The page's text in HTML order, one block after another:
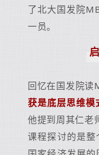
了北大国发院
一员。
回忆在国发院读
获是底层思维模
他提到周其仁老
课程探讨的是